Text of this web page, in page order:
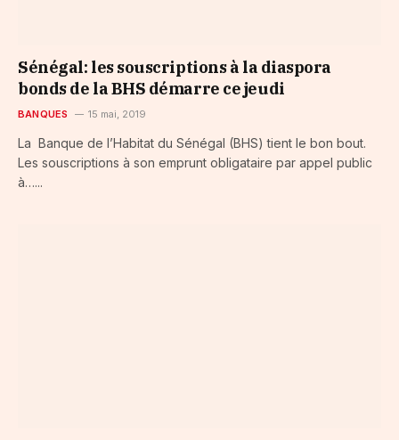
Sénégal: les souscriptions à la diaspora
bonds de la BHS démarre ce jeudi
BANQUES 15 mai, 2019
La Banque de l’Habitat du Sénégal (BHS) tient le bon bout.
Les souscriptions à son emprunt obligataire par appel public
à…...